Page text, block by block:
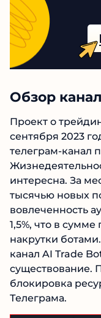
Обзор
Проект о
сентября 2023
телеграм-канал
подписчиков.
ресурса была
обзавестись
При этом
составляла
об
момент обзора
прекратил свое
выступила